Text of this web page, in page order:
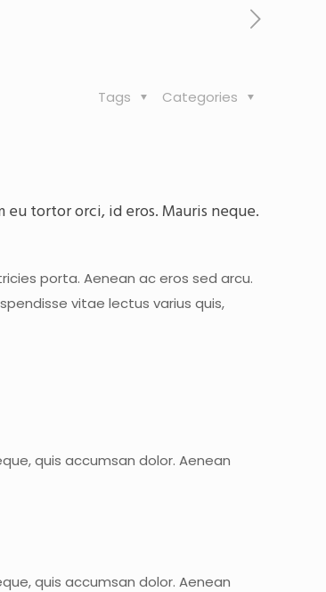
Categories
Tags
eu tortor orci, id eros. Mauris neque.
porta. Aenean ac eros sed arcu.
vitae lectus varius quis,
quis accumsan dolor. Aenean
quis accumsan dolor. Aenean